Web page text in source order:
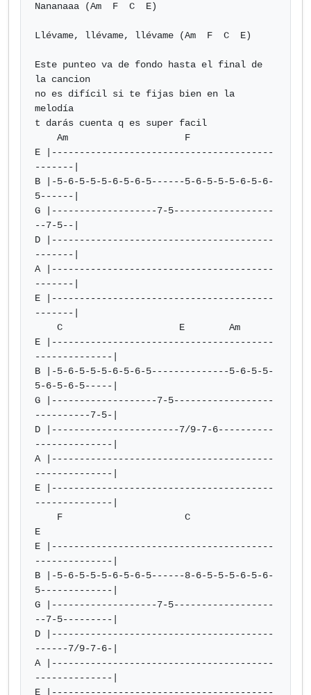
Nananaaa (Am  F  C  E)
Llévame, llévame, llévame (Am  F  C  E)
Este punteo va de fondo hasta el final de
la cancion
no es difícil si te fijas bien en la
melodía
t darás cuenta q es super facil
E |----------------------------------------
-------|
B |-5-6-5-5-5-6-5-6-5------5-6-5-5-5-6-5-6-
5------|
G |-------------------7-5------------------
--7-5--|
D |----------------------------------------
-------|
A |----------------------------------------
-------|
E |----------------------------------------
-------|
E |----------------------------------------
--------------|
B |-5-6-5-5-5-6-5-6-5--------------5-6-5-5-
5-6-5-6-5-----|
G |-------------------7-5------------------
----------7-5-|
D |-----------------------7/9-7-6----------
--------------|
A |----------------------------------------
--------------|
E |----------------------------------------
--------------|
E
E |----------------------------------------
--------------|
B |-5-6-5-5-5-6-5-6-5------8-6-5-5-5-6-5-6-
5-------------|
G |-------------------7-5------------------
--7-5---------|
D |----------------------------------------
------7/9-7-6-|
A |----------------------------------------
--------------|
E |----------------------------------------